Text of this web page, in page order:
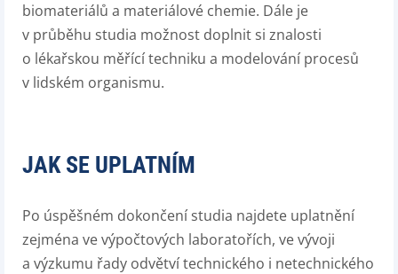
biomateriálů a materiálové chemie. Dále je
v průběhu studia možnost doplnit si znalosti
o lékařskou měřící techniku a modelování procesů
v lidském organismu.
JAK SE UPLATNÍM
Po úspěšném dokončení studia najdete uplatnění
zejména ve výpočtových laboratořích, ve vývoji
a výzkumu řady odvětví technického i netechnického